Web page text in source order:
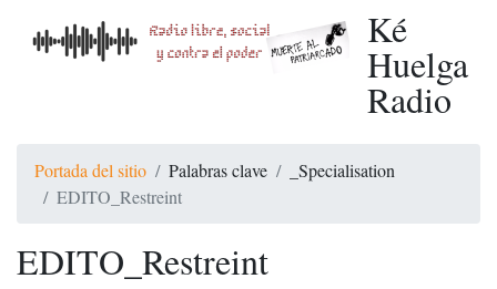
Ké
Huelga
Radio
Portada del sitio Palabras clave
_Specialisation
EDITO_Restreint
EDITO_Restreint